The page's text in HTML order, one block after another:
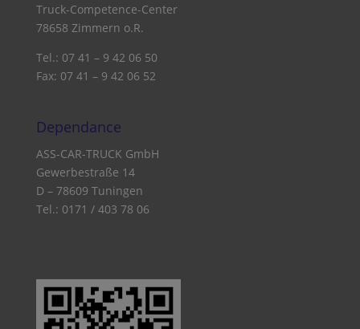
Truck-Competence-Center
78658 Zimmern o.R.
Tel.: 07 41 – 9 42 06 50
Fax: 07 41 – 9 42 06 52
Dependance
ASS-CAR-TRUCK GmbH
Gewerbestraße 14
D – 78609 Tuningen
Tel.: 0171 / 403 78 06